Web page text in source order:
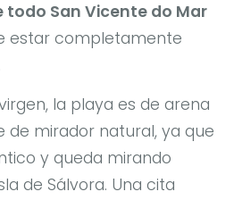
San Vicente do Mar
estar completamente
la playa es de arena
de mirador natural, ya que
y queda mirando
de Sálvora. Una cita